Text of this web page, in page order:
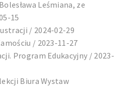
Leśmiana, ze
15
/ 2024-02-29
/ 2023-11-27
Program Edukacyjny / 2023-
Biura Wystaw